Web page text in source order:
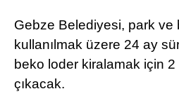
Gebze Belediyesi, park ve
kullanılmak üzere 24 ay
beko loder kiralamak için 2
çıkacak.